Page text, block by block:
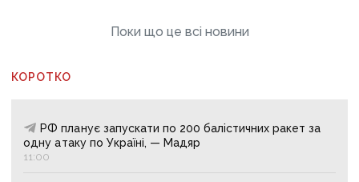
Поки що це всі новини
КОРОТКО
РФ планує запускати по 200 балістичних ракет за
одну атаку по Україні, — Мадяр
11:00